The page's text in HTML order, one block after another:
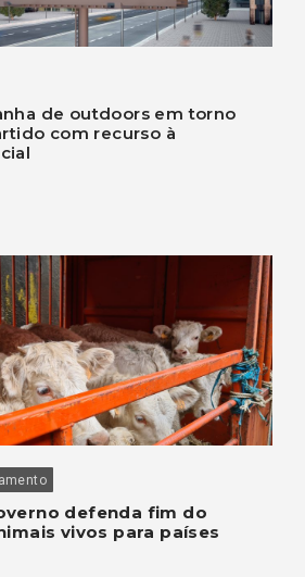
de outdoors em torno
com recurso à
defenda fim do
vivos para países